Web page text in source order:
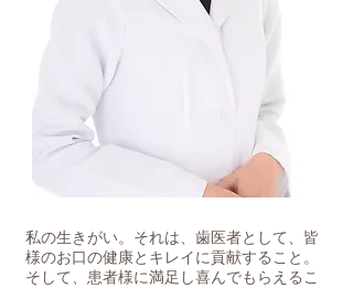
私の生きがい。それは、歯医者として、皆
様のお口の健康とキレイに貢献すること。
そして、患者様に満足し喜んでもらえるこ